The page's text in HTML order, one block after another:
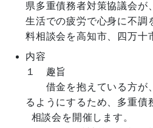
県多重債務者対策協議会が
生活での疲労で心身に不調
料相談会を高知市、四万十
内容
１　趣旨
借金を抱えている方が
るようにするため、多重債